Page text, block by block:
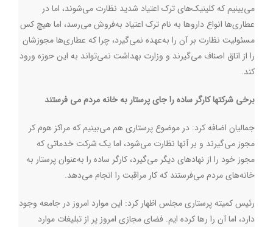
می‌بینیم که کلینیک‌های ترک اعتیاد شدید نظارت می‌شوند، اما در
عطاری‌ها انواع داروها به نام ترک اعتیاد به‌فروش می‌رسد، اما هیچ کس
مسئولیت نظارت بر آن را به‌عهده نمی‌گیرد، چرا که عطاری‌ها مجوزشان
را از اتاق اصناف می‌گیرند و وزارت بهداشت نمی‌تواند به این حوزه ورود
کند.
برخی شرکتها کارگر ساده را جای پرستار به خانه مردم می فرستند
جمالیان اضافه کرد:‌ در موضوع پرستاری هم می‌بینیم که مراکز هوم کر
مجوز می‌گیرند و بر آنها نظارت می‌شود، اما یک شرکت خدماتی که
مجوز خود را از نهادهای دیگر می‌گیرد، کارگر ساده را به‌عنوان پرستار به
خانه‌های مردم می‌فرستند که کار مراقبت را انجام می‌دهد.
رئیس کمیته پرستاری مجلس اظهار کرد:‌ این موارد امروز در جامعه وجود
دارد، اما آن را رها کرده ایم. فضای مجازی امروز پر از تبلیغات موارد